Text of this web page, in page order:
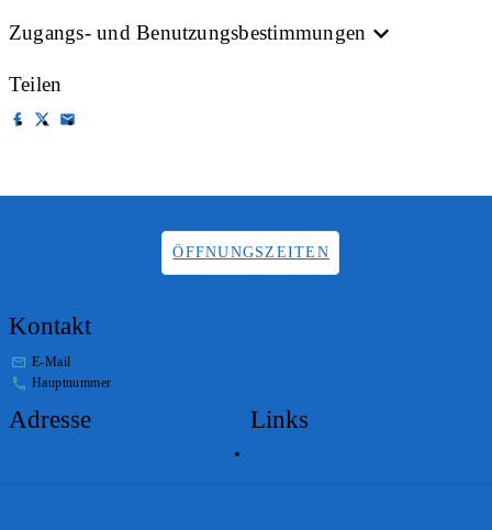
Zugangs- und Benutzungsbestimmungen
Teilen
ÖFFNUNGSZEITEN
Kontakt
E-Mail
Hauptnummer
Adresse Links